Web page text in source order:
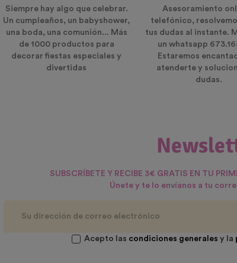
Siempre hay algo que celebrar.
Un cumpleaños, un babyshower,
una boda, una comunión... Más
de 1000 productos para
decorar fiestas especiales y
divertidas
Asesoramiento
telefónico,
tus dudas al instante.
un whatsapp
Estaremos
atenderte y
dudas.
SUBSCRÍBETE Y RECIBE 3€ GRATIS EN TU
Únete y te lo envíanos a tu
Acepto las condiciones generales y la